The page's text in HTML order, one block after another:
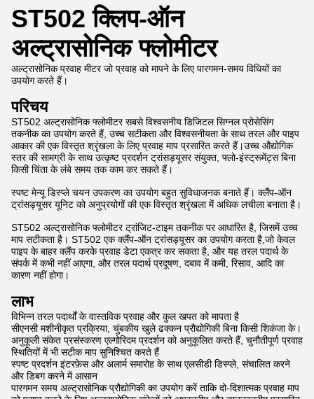
ST502 क्लिप-ऑन
अल्ट्रासोनिक फ्लोमीटर
अल्ट्रासोनिक प्रवाह मीटर जो प्रवाह को मापने के लिए पारगमन-समय विधियों का
उपयोग करते हैं।
परिचय
ST502 अल्ट्रासोनिक फ्लोमीटर सबसे विश्वसनीय डिजिटल सिग्नल प्रोसेसिंग
तकनीक का उपयोग करते हैं, उच्च सटीकता और विश्वसनीयता के साथ तरल और पाइप
आकार की एक विस्तृत श्रृंखला के लिए प्रवाह माप प्रसारित करते हैं।उच्च औद्योगिक
स्तर की सामग्री के साथ उत्कृष्ट प्रदर्शन ट्रांसड्यूसर संयुक्त, फ्लो-इंस्ट्रूमेंट्स बिना
किसी चिंता के लंबे समय तक काम कर सकते हैं।
स्पष्ट मेन्यू डिस्प्ले चयन उपकरण का उपयोग बहुत सुविधाजनक बनाते हैं। क्लैंप-ऑन
ट्रांसड्यूसर यूनिट को अनुप्रयोगों की एक विस्तृत श्रृंखला में अधिक लचीला बनाता है।
ST502 अल्ट्रासोनिक फ्लोमीटर ट्रांजिट-टाइम तकनीक पर आधारित है, जिसमें उच्च
माप सटीकता है। ST502 एक क्लैंप-ऑन ट्रांसड्यूसर का उपयोग करता है,जो केवल
पाइप के बाहर क्लैंप करके प्रवाह डेटा एकत्र कर सकता है, और यह तरल पदार्थ के
संपर्क में कभी नहीं आएगा, और तरल पदार्थ प्रदूषण, दबाव में कमी, रिसाव, आदि का
कारण नहीं होगा।
लाभ
विभिन्न तरल पदार्थों के वास्तविक प्रवाह और कुल खपत को मापता है
सीएनसी मशीनीकृत प्रक्रिया, चुंबकीय खुले ढक्कन प्रौद्योगिकी बिना किसी शिकंजा के।
अनुकूली संकेत प्रसंस्करण एल्गोरिदम प्रदर्शन को अनुकूलित करते हैं, चुनौतीपूर्ण प्रवाह
स्थितियों में भी सटीक माप सुनिश्चित करते हैं
स्पष्ट प्रदर्शन इंटरफ़ेस और अलार्म समारोह के साथ एलसीडी डिस्प्ले, संचालित करने
और डिबग करने में आसान
पारगमन समय अल्ट्रासोनिक प्रौद्योगिकी का उपयोग करें ताकि दो-दिशात्मक प्रवाह माप